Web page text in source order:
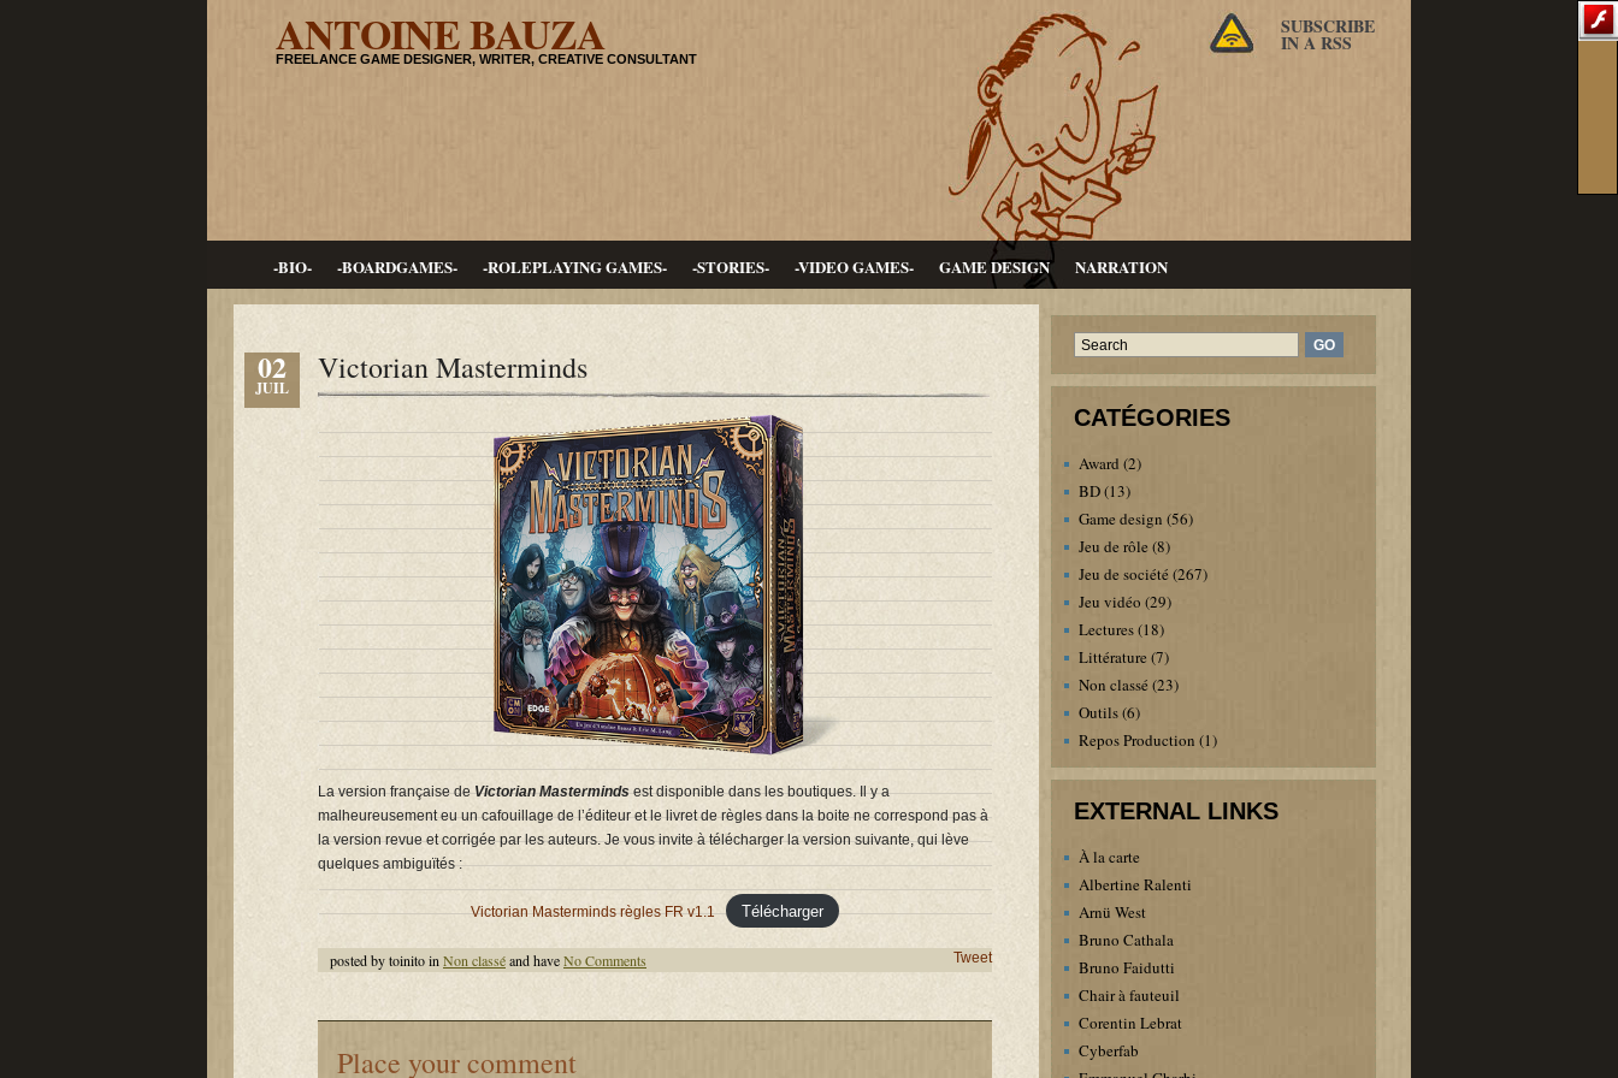
ANTOINE BAUZA
FREELANCE GAME DESIGNER, WRITER, CREATIVE CONSULTANT
SUBSCRIBE
IN A RSS
-BIO- -BOARDGAMES- -ROLEPLAYING GAMES- -STORIES- -VIDEO GAMES- GAME DESIGN NARRATION
02
JUIL
Victorian Masterminds
La version française deVictorian Mastermindsest disponible dans les boutiques. Il y a
malheureusement eu un cafouillage de l’éditeur et le livret de règles dans la boite ne correspond pas à
la version revue et corrigée par les auteurs. Je vous invite à télécharger la version suivante, qui lève
quelques ambiguïtés :
Victorian Masterminds règles FR v1.1 Télécharger
Tweet
posted by toinito in Non classéand haveNo Comments
Place your comment
CATÉGORIES
Award (2)
BD(13)
Game design (56)
Jeu de rôle(8)
Jeu de société (267)
Jeu vidéo (29)
Lectures(18)
Littérature (7)
Non classé (23)
Outils(6)
Repos Production (1)
EXTERNAL LINKS
À la carte
Albertine Ralenti
Arnü West
Bruno Cathala
Bruno Faidutti
Chair à fauteuil
Corentin Lebrat
Cyberfab